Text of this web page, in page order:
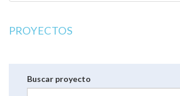
PROYECTOS
Buscar proyecto